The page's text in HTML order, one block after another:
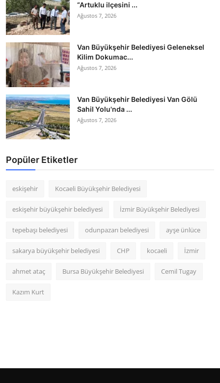
“Artuklu ilçesini ...
Ağustos 7, 2026
Van Büyükşehir Belediyesi Geleneksel
Kilim Dokumac...
Ağustos 7, 2026
Van Büyükşehir Belediyesi Van Gölü
Sahil Yolu'nda ...
Ağustos 7, 2026
Popüler Etiketler
eskişehir Kocaeli Büyükşehir Belediyesi
eskişehir büyükşehir belediyesi İzmir Büyükşehir Belediyesi
tepebaşı belediyesi odunpazarı belediyesi ayşe ünlüce
sakarya büyükşehir belediyesi CHP kocaeli İzmir
ahmet ataç Bursa Büyükşehir Belediyesi Cemil Tugay
Kazım Kurt